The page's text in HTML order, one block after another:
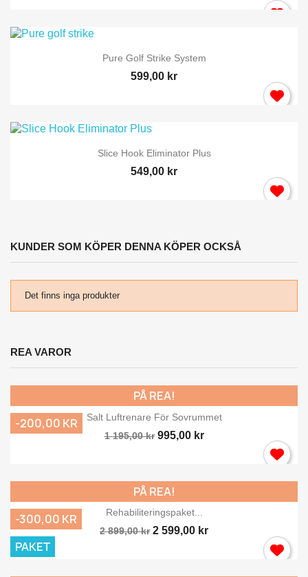
Pure Golf Strike System
599,00 kr
Slice Hook Eliminator Plus
549,00 kr
KUNDER SOM KÖPER DENNA KÖPER OCKSÅ
Det finns inga produkter
REA VAROR
Salt Luftrenare För Sovrummet
1 195,00 kr 995,00 kr
PÅ REA!
-200,00 KR
Rehabiliteringspaket...
2 899,00 kr 2 599,00 kr
PÅ REA!
-300,00 KR
PAKET